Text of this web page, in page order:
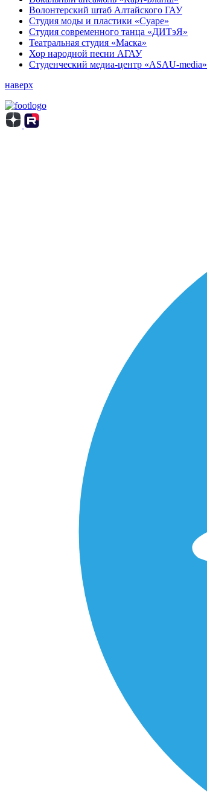
Волонтерский штаб Алтайского ГАУ
Студия моды и пластики «Суаре»
Студия современного танца «ДИТэЯ»
Театральная студия «Маска»
Хор народной песни АГАУ
Студенческий медиа-центр «ASAU-media»
наверх